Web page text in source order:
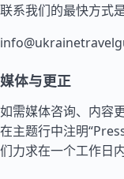
联系我们的最快方式
媒体与更正
如需媒体咨询、内容
在主题行中注明
们力求在一个工作日